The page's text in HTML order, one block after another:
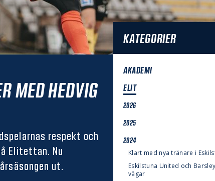
MED HEDVIG
respekt och
Elitettan. Nu
ut.
KATEGORIER
AKADEMI
ELIT
2026
2025
2024
Klart med nya tränare i
Eskilstuna United och
vägar